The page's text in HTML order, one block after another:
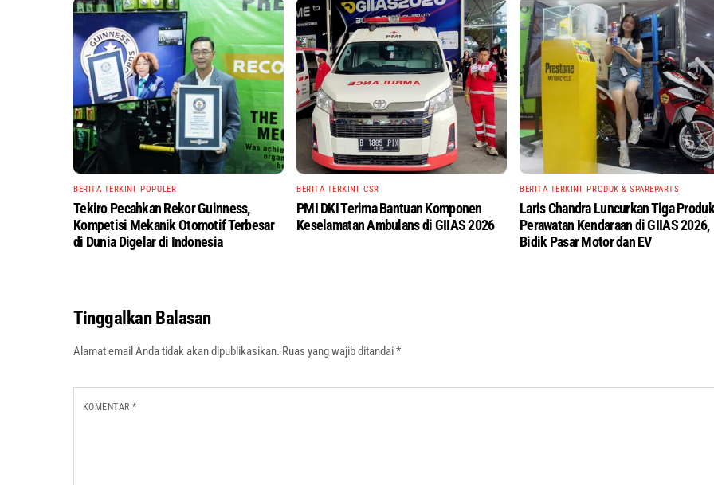
BERITA TERKINI ,POPULER
Tekiro Pecahkan Rekor Guinness,
Kompetisi Mekanik Otomotif Terbesar
di Dunia Digelar di Indonesia
BERITA TERKINI ,CSR
PMI DKI Terima Bantuan Komponen
Keselamatan Ambulans di GIIAS 2026
BERITA TERKINI ,PRODUK & SPAREPARTS
Laris Chandra Luncurkan Tiga Produk
Perawatan Kendaraan di GIIAS 2026,
Bidik Pasar Motor dan EV
Tinggalkan Balasan
Alamat email Anda tidak akan dipublikasikan. Ruas yang wajib ditandai*
KOMENTAR*